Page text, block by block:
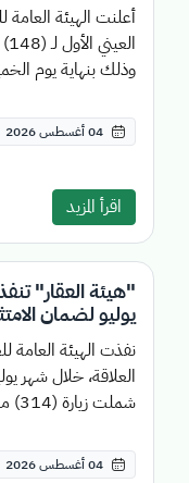
أعلنت الهيئة العامة
وذلك بنهاية يوم الخميس
04 أغسطس 2026
اقرأ المزيد
يوليو لضمان
نفذت الهيئة العامة
شملت زيارة (314) منشأة عقارية في عدد من...
04 أغسطس 2026